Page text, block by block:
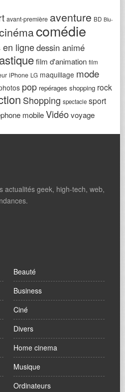
avant-première aventure BD Blu-
comédie
en lignedessin animé
film d'animation film
iPhone LG maquillage mode
pop repérages shopping rock
Shopping spectacle sport
mobileVidéovoyage
actualités geek, high-tech, web,
Beauté
Business
Ciné
Divers
Home cinema
Musique
Ordinateurs